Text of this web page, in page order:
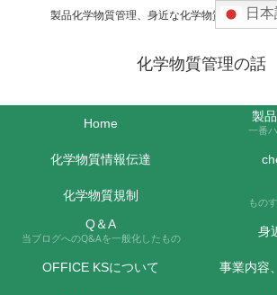
製品化学物質管理、身近な化学物質などの話
化学物質管理の話
Home 製
一番
化学物質情報伝達
化学物質規制 もの
Q＆A
当ブログへのQ&Aを一般化したもの 身
OFFICE KSについて
日